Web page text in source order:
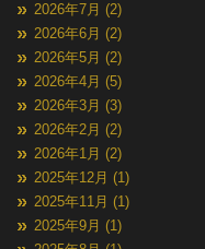
2026年7月 (2)
2026年6月 (2)
2026年5月 (2)
2026年4月 (5)
2026年3月 (3)
2026年2月 (2)
2026年1月 (2)
2025年12月 (1)
2025年11月 (1)
2025年9月 (1)